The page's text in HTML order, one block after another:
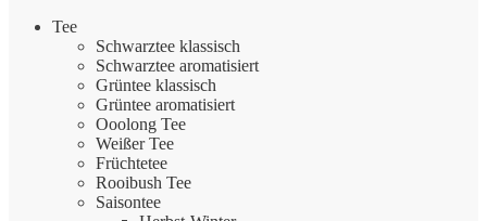
Tee
Schwarztee klassisch
Schwarztee aromatisiert
Grüntee klassisch
Grüntee aromatisiert
Ooolong Tee
Weißer Tee
Früchtetee
Rooibush Tee
Saisontee